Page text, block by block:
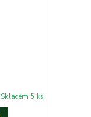
Skladem 5 ks